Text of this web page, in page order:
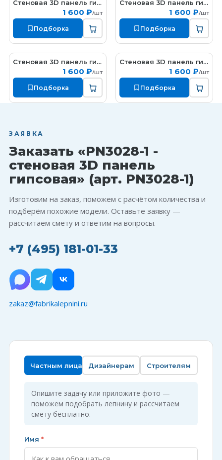
PN3035-1Стеновая 3D панель гипсовая
1 600 ₽/шт
Подборка
PN3031-1Стеновая 3D панель гипсовая
1 600 ₽/шт
Подборка
PN3027-1Стеновая 3D панель гипсовая
1 600 ₽/шт
Подборка
PN3026-1Стеновая 3D панель гипсовая
1 600 ₽/шт
Подборка
ЗАЯВКА
Заказать «PN3028-1 -
стеновая 3D панель
гипсовая» (арт. PN3028-1)
Изготовим на заказ, поможем с расчётом количества и
подберём похожие модели. Оставьте заявку —
рассчитаем смету и ответим на вопросы.
+7 (495) 181-01-33
zakaz@fabrikalepnini.ru
Частным лицам Дизайнерам Строителям
Опишите задачу или приложите фото —
поможем подобрать лепнину и рассчитаем
смету бесплатно.
Имя *